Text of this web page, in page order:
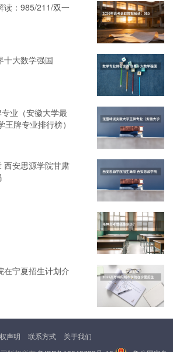
读：985/211/双一
十大数学强国
业（安徽大学最
牌专业排行榜）
西安思源学院甘肃
在宁夏招生计划介
声明 联系方式
关于我们